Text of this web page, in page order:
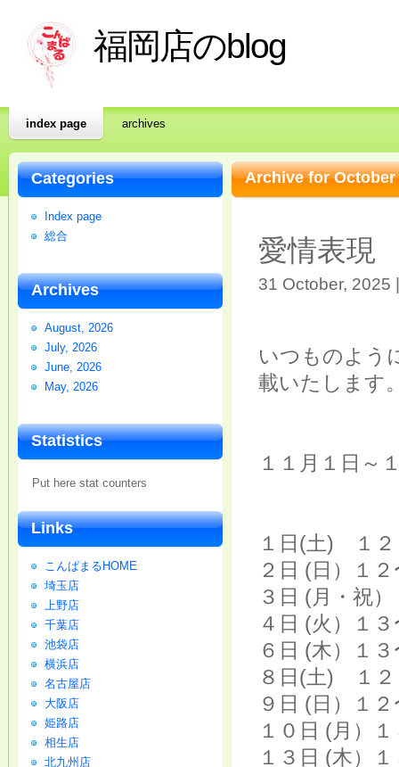
福岡店のblog
index page archives
Archive for October
愛情表現
31 October,
いつものよう
載いたします
１１月１日～
１日(土) １２
２日 (日）１
３日 (月・祝
４日 (火）１
６日 (木）１
８日(土) １２
９日 (日）１
１０日 (月）
１３日 (木）
Categories
Index page
総合
Archives
August, 2026
July, 2026
June, 2026
May, 2026
Statistics
Put here stat counters
Links
こんぱまるHOME
埼玉店
上野店
千葉店
池袋店
横浜店
名古屋店
大阪店
姫路店
相生店
北九州店